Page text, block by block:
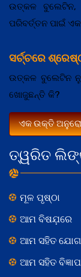
ତ୍ୱରିତ
ମୂଳ ପୃଷ୍ଠା
ଆମ ବିଷଯ଼ରେ
ଆମ ସହିତ
ଆମ ସହିତ
ଉତ୍କଳ ବୁଲେଟିନ,
ପରିବର୍ତ୍ତନ ପାଇଁ ଏକ
ସର୍ଚ୍ଚରେ
ଉତ୍କଳ ବୁଲେଟିନ
ଖୋଜୁଛନ୍ତି କି?
ଏକ ଉକ୍ତି